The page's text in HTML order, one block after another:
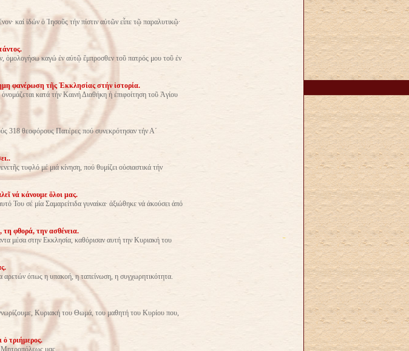
καί ἰδών ὁ Ἰησοῦς τήν πίστιν αὐτῶν εἶπε τῷ παραλυτικῷ·
ὁμολογήσω καγώ ἐν αὐτῷ ἔμπροσθεν τοῦ πατρός μου τοῦ ἐν
φανέρωση τῆς Ἐκκλησίας στήν ἱστορία.
κατά τήν Καινή Διαθήκη ἡ ἐπιφοίτηση τοῦ Ἁγίου
318 θεοφόρους Πατέρες πού συνεκρότησαν τήν Α΄
τυφλό μέ μιά κίνηση, πού θυμίζει οὐσιαστικά τήν
νά κάνουμε ὅλοι μας.
Του σέ μία Σαμαρείτιδα γυναίκα· ἀξιώθηκε νά ἀκούσει ἀπό
φθορά, την ασθένεια.
μέσα στην Εκκλησία, καθόρισαν αυτή την Κυριακή του
αρετών όπως η υπακοή, η ταπείνωση, η συγχωρητικότητα.
Κυριακή του Θωμά, του μαθητή του Κυρίου που,
τριήμερος.